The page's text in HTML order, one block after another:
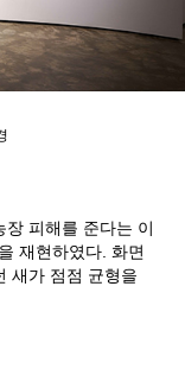
피해를 준다는 이
재현하였다. 화면
새가 점점 균형을